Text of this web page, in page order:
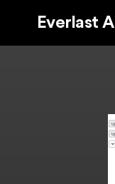
Everlast AI